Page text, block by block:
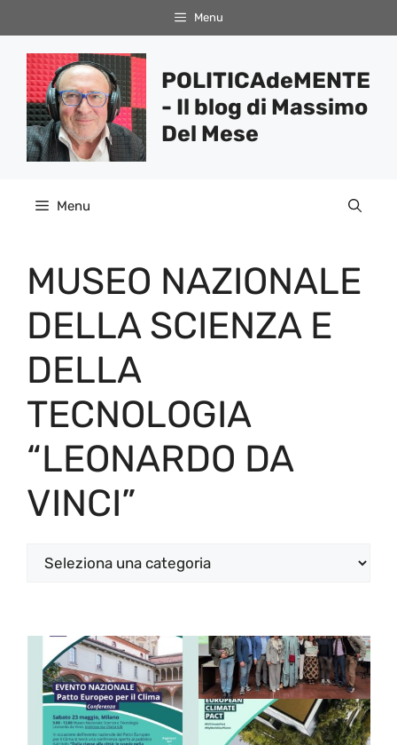
al
contenuto
Menu
POLITICAdeMENTE
- Il blog di Massimo
Del Mese
Menu
MUSEO NAZIONALE
DELLA SCIENZA E
DELLA
TECNOLOGIA
“LEONARDO DA
VINCI”
Categorie